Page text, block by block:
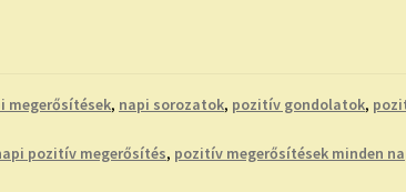
megerősítések, napi sorozatok, pozitív gondolatok,
pozitív megerősítés, pozitív megerősítések minden